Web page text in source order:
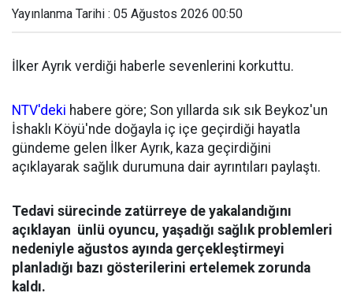
Yayınlanma Tarihi : 05 Ağustos 2026 00:50
İlker Ayrık verdiği haberle sevenlerini korkuttu.
NTV'deki habere göre; Son yıllarda sık sık Beykoz'un
İshaklı Köyü'nde doğayla iç içe geçirdiği hayatla
gündeme gelen İlker Ayrık, kaza geçirdiğini
açıklayarak sağlık durumuna dair ayrıntıları paylaştı.
Tedavi sürecinde zatürreye de yakalandığını
açıklayan ünlü oyuncu, yaşadığı sağlık problemleri
nedeniyle ağustos ayında gerçekleştirmeyi
planladığı bazı gösterilerini ertelemek zorunda
kaldı.